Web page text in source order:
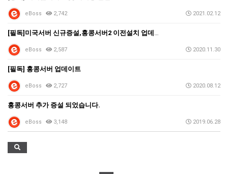
eBoss 2,742 2021.02.12
[필독]미국서버 신규증설,홍콩서버2 이전설치 업데이트 …
eBoss 2,587 2020.11.30
[필독] 홍콩서버 업데이트
eBoss 2,727 2020.08.12
홍콩서버 추가 증설 되었습니다.
eBoss 3,148 2019.06.28